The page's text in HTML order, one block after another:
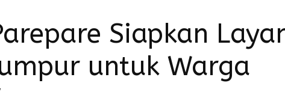
Terkini
Siapkan
untuk Warga